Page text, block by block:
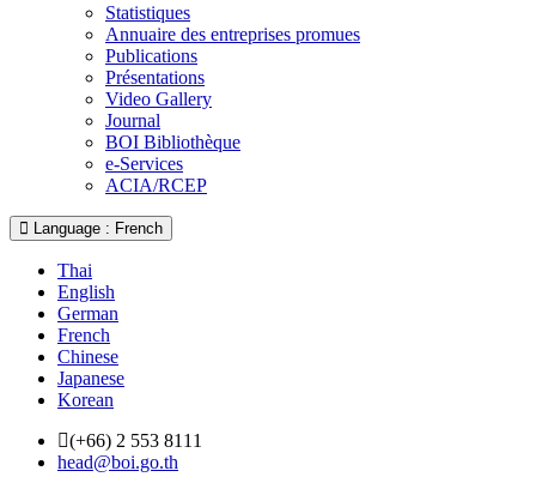
Statistiques
Annuaire des entreprises promues
Publications
Présentations
Video Gallery
Journal
BOI Bibliothèque
e-Services
ACIA/RCEP
Language : French
Thai
English
German
French
Chinese
Japanese
Korean
(+66) 2 553 8111
head@boi.go.th